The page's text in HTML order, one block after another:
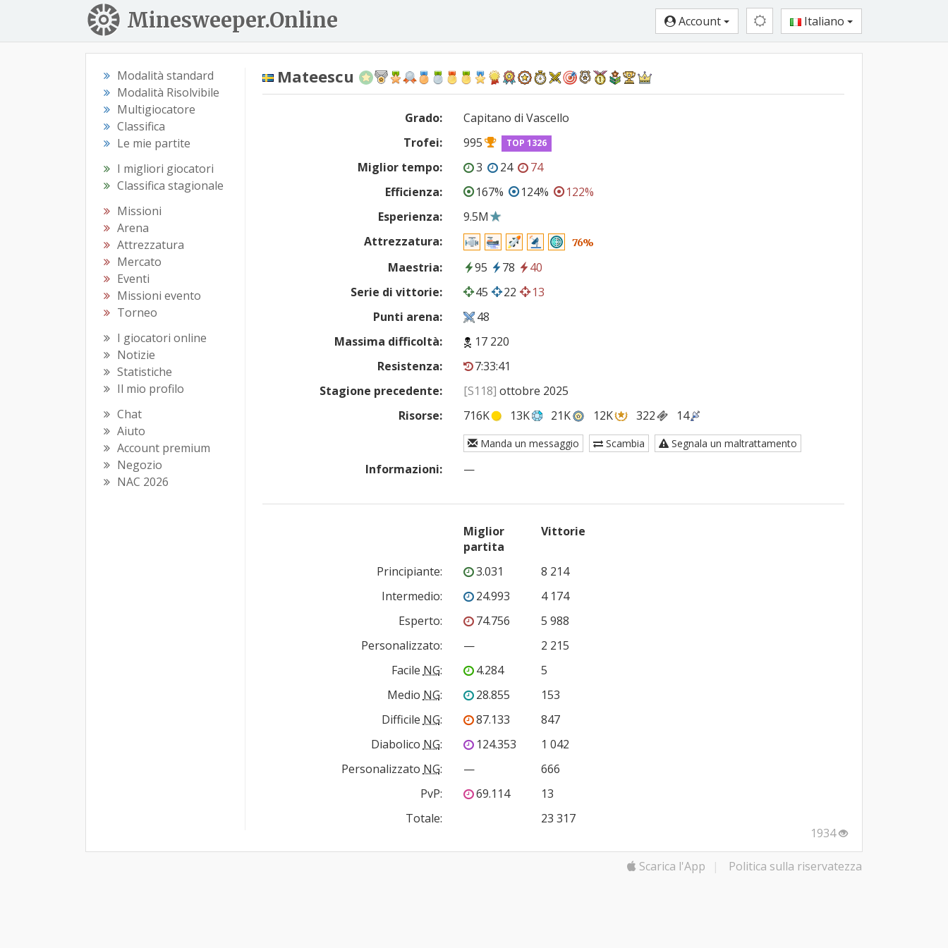
Minesweeper.Online Account Italiano
Modalità standard
Modalità Risolvibile
Multigiocatore
Classifica
Le mie partite
I migliori giocatori
Classifica stagionale
Missioni
Arena
Attrezzatura
Mercato
Eventi
Missioni evento
Torneo
I giocatori online
Notizie
Statistiche
Il mio profilo
Chat
Aiuto
Account premium
Negozio
NAC 2026
Mateescu
Grado:
Capitano di Vascello
Trofei:
995 TOP 1326
Miglior tempo: 3 24
74
Efficienza:
167% 124%
122%
Esperienza:
9.5M
Attrezzatura:
76%
Maestria: 95 78
40
Serie di vittorie:
45 22
13
Punti arena:
48
Massima difficoltà:
17 220
Resistenza:
7:33:41
Stagione precedente:
[S118] ottobre 2025
Risorse:
716K 13K 21K 12K 322 14
Manda un messaggio Scambia Segnala un maltrattamento
Informazioni: —
Miglior
partita
Vittorie
Principiante: 3.031
8 214
Intermedio: 24.993
4 174
Esperto: 74.756
5 988
Personalizzato: —
2 215
Facile NG: 4.284
5
Medio NG: 28.855
153
Difficile NG: 87.133
847
Diabolico NG: 124.353
1 042
Personalizzato NG: —
666
PvP: 69.114
13
Totale:
23 317
1934
Scarica l'App | Politica sulla riservatezza